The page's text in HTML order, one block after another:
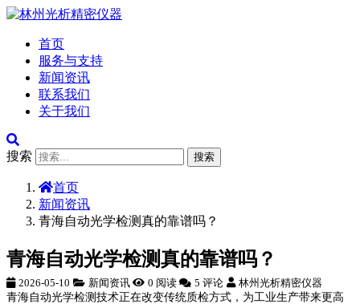
首页
服务与支持
新闻资讯
联系我们
关于我们
搜索 搜索
首页
新闻资讯
青海自动光学检测真的靠谱吗？
青海自动光学检测真的靠谱吗？
2026-05-10 新闻资讯 0 阅读 5 评论 林州光析精密仪器
青海自动光学检测技术正在改变传统质检方式，为工业生产带来更高